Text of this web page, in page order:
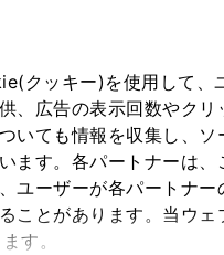
クッキー)を使用して、
、広告の表示回数やクリ
いても情報を収集し、ソ
ます。各パートナーは、
ユーザーが各パートナー
ことがあります。当ウェ
す。
積り